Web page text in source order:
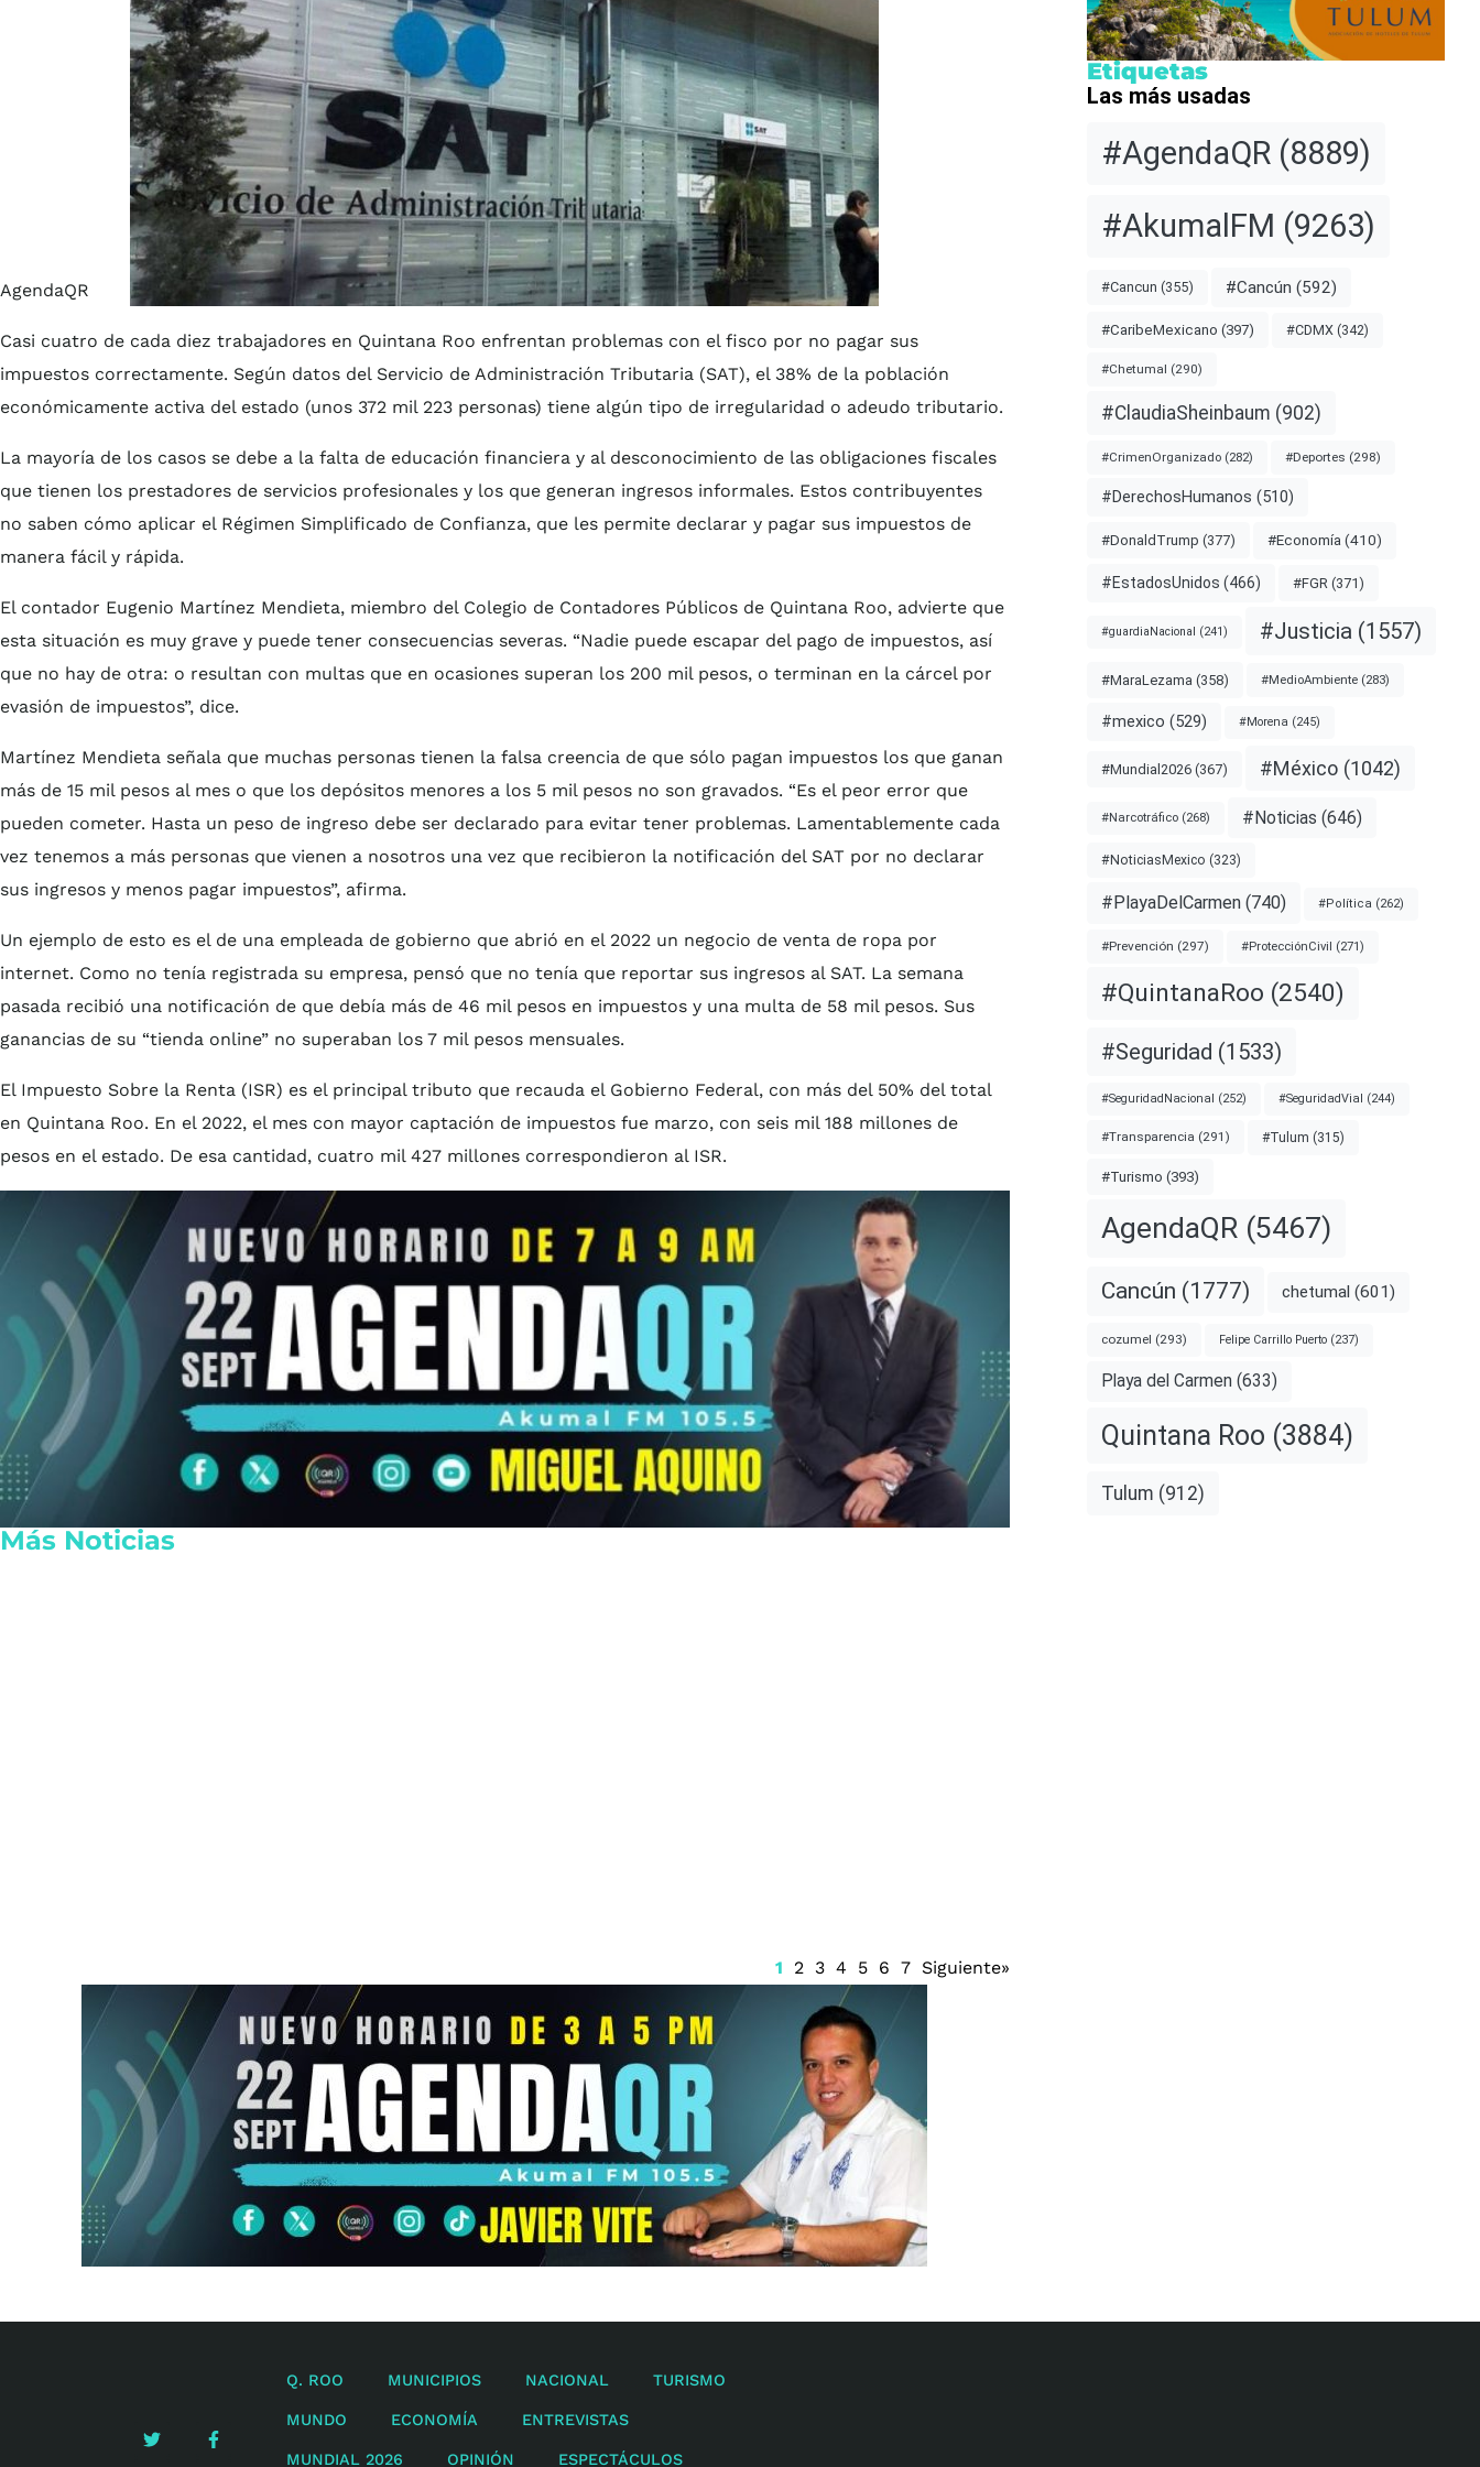
AgendaQR
Casi cuatro de cada diez trabajadores en Quintana Roo enfrentan problemas con el fisco por no pagar sus
impuestos correctamente. Según datos del Servicio de Administración Tributaria (SAT), el 38% de la población
económicamente activa del estado (unos 372 mil 223 personas) tiene algún tipo de irregularidad o adeudo tributario.
La mayoría de los casos se debe a la falta de educación financiera y al desconocimiento de las obligaciones fiscales
que tienen los prestadores de servicios profesionales y los que generan ingresos informales. Estos contribuyentes
no saben cómo aplicar el Régimen Simplificado de Confianza, que les permite declarar y pagar sus impuestos de
manera fácil y rápida.
El contador Eugenio Martínez Mendieta, miembro del Colegio de Contadores Públicos de Quintana Roo, advierte que
esta situación es muy grave y puede tener consecuencias severas. “Nadie puede escapar del pago de impuestos, así
que no hay de otra: o resultan con multas que en ocasiones superan los 200 mil pesos, o terminan en la cárcel por
evasión de impuestos”, dice.
Martínez Mendieta señala que muchas personas tienen la falsa creencia de que sólo pagan impuestos los que ganan
más de 15 mil pesos al mes o que los depósitos menores a los 5 mil pesos no son gravados. “Es el peor error que
pueden cometer. Hasta un peso de ingreso debe ser declarado para evitar tener problemas. Lamentablemente cada
vez tenemos a más personas que vienen a nosotros una vez que recibieron la notificación del SAT por no declarar
sus ingresos y menos pagar impuestos”, afirma.
Un ejemplo de esto es el de una empleada de gobierno que abrió en el 2022 un negocio de venta de ropa por
internet. Como no tenía registrada su empresa, pensó que no tenía que reportar sus ingresos al SAT. La semana
pasada recibió una notificación de que debía más de 46 mil pesos en impuestos y una multa de 58 mil pesos. Sus
ganancias de su “tienda online” no superaban los 7 mil pesos mensuales.
El Impuesto Sobre la Renta (ISR) es el principal tributo que recauda el Gobierno Federal, con más del 50% del total
en Quintana Roo. En el 2022, el mes con mayor captación de impuestos fue marzo, con seis mil 188 millones de
pesos en el estado. De esa cantidad, cuatro mil 427 millones correspondieron al ISR.
Más Noticias
1 2 3 4 5 6 7 Siguiente»
Etiquetas
Las más usadas
#AgendaQR(8889)
#AkumalFM (9263)
#Cancun (355) #Cancún (592)
#CaribeMexicano (397) #CDMX(342)
#Chetumal (290)
#ClaudiaSheinbaum (902)
#CrimenOrganizado(282) #Deportes (298)
#DerechosHumanos (510)
#DonaldTrump (377) #Economía (410)
#EstadosUnidos (466) #FGR (371)
#guardiaNacional (241) #Justicia (1557)
#MaraLezama (358) #MedioAmbiente(283)
#mexico (529) #Morena (245)
#Mundial2026(367) #México(1042)
#Narcotráfico(268) #Noticias (646)
#NoticiasMexico (323)
#PlayaDelCarmen(740) #Política (262)
#Prevención (297) #ProtecciónCivil (271)
#QuintanaRoo (2540)
#Seguridad (1533)
#SeguridadNacional (252) #SeguridadVial (244)
#Transparencia (291) #Tulum (315)
#Turismo (393)
AgendaQR(5467)
Cancún (1777) chetumal (601)
cozumel (293) Felipe Carrillo Puerto(237)
Playa del Carmen (633)
Quintana Roo (3884)
Tulum (912)
Q. ROO MUNICIPIOS NACIONAL TURISMO
MUNDO ECONOMÍA ENTREVISTAS
MUNDIAL 2026 OPINIÓN ESPECTÁCULOS